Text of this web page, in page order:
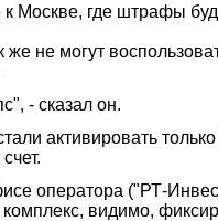
Москве, где штрафы
не могут
- сказал он.
активировать
оператора ("РТ-
видимо,